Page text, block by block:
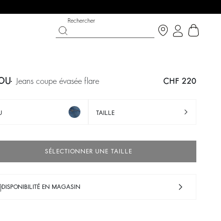
COLLECTION CÉRÉMONIE
CHAUSSURES
Rechercher
jeans coupe évasée flare CHF 220
TAILLE
SÉLECTIONNER UNE TAILLE
DISPONIBILITÉ EN MAGASIN